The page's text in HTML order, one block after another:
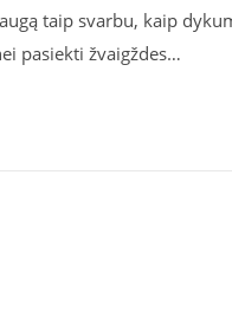
taip svarbu, kaip
pasiekti žvaigždes…